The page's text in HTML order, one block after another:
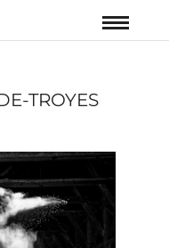
TROYES